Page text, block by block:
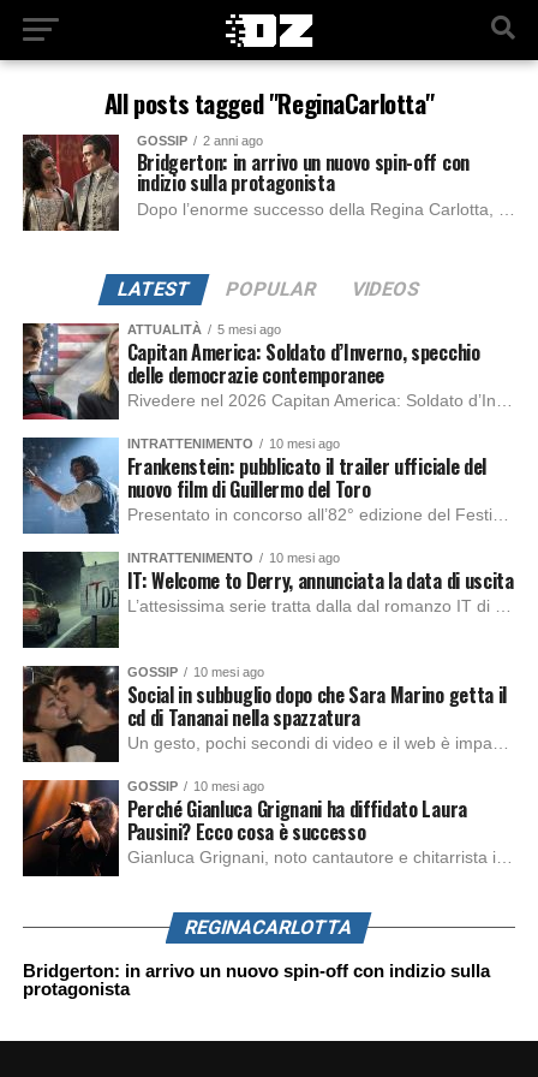
All posts tagged "ReginaCarlotta"
GOSSIP 2 anni ago
Bridgerton: in arrivo un nuovo spin-off con
indizio sulla protagonista
LATEST POPULAR VIDEOS
ATTUALITÀ 5 mesi ago
Capitan America: Soldato d’Inverno, specchio
delle democrazie contemporanee
INTRATTENIMENTO 10 mesi ago
Frankenstein: pubblicato il trailer ufficiale del
nuovo film di Guillermo del Toro
INTRATTENIMENTO 10 mesi ago
IT: Welcome to Derry, annunciata la data di uscita
GOSSIP 10 mesi ago
Social in subbuglio dopo che Sara Marino getta il
cd di Tananai nella spazzatura
GOSSIP 10 mesi ago
Perché Gianluca Grignani ha diffidato Laura
Pausini? Ecco cosa è successo
REGINACARLOTTA
Bridgerton: in arrivo un nuovo spin-off con indizio sulla
protagonista